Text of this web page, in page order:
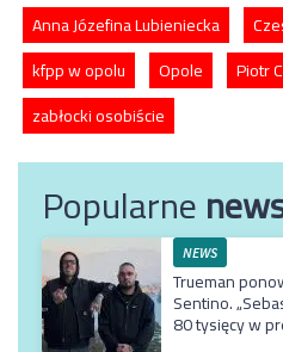
Anna Józefina Lubieniecka
kfpp w opolu
Opole Piotr
zabłocki osobiście
Popularne
NEWS
Trueman
Sentino.
80 tysięcy w